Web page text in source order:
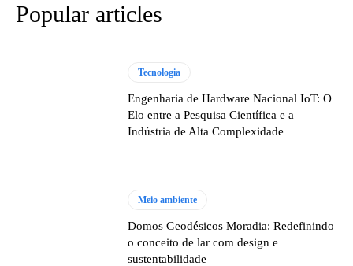
Popular articles
Tecnologia
Engenharia de Hardware Nacional IoT: O
Elo entre a Pesquisa Científica e a
Indústria de Alta Complexidade
Meio ambiente
Domos Geodésicos Moradia: Redefinindo
o conceito de lar com design e
sustentabilidade